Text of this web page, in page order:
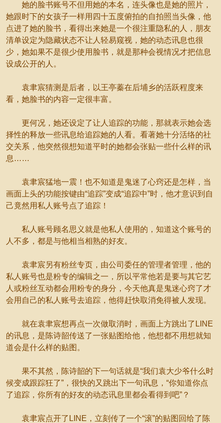
她的脸书账号不但用她的本名，连头像也是她的照片，
她跟时下的女孩子一样用四十五度俯拍的自拍照当头像，他
点进了她的脸书，看得出来她是一个很注重隐私的人，朋友
清单设定为隐藏状态不让人轻易窥视，她的动态讯息也很
少，她如果不是很少使用脸书，就是那种会视情况才把信息
设成公开的人。
袁聿宸猜测是后者，以王亭蓁在后埔乡的活跃程度来
看，她脸书的内容一定很丰富。
更何况，她还设定了让人追踪的功能，那就表示她会选
择性的释放一些讯息给追踪她的人看。看著她十分活络的社
交关系，他突然很想知道平时的她都会张贴一些什么样的讯
息……
袁聿宸猛地一震！也不知道是鬼迷了心窍还是怎样，当
画面上头的功能按键由“追踪”变成“追踪中”时，他才意识到自
己竟然用私人账号点了追踪！
私人账号顾名思义就是他私人使用的，知道这个账号的
人不多，都是与他相当相熟的好友。
袁聿宸另有粉丝专页，由公司委任的管理者管理，他的
私人账号也是粉专的编辑之一，所以平常他若是要与其它艺
人或粉丝互动都会用粉专的身分，今天他真是鬼迷心窍了才
会用自己的私人账号去追踪，他得赶快取消免得被人发现。
就在袁聿宸想再点一次做取消时，画面上方跳出了LINE
的讯息，是陈诗韶传送了一张贴图给他，他想都不用想就知
道会是什么样的贴图。
果不其然，陈诗韶的下一句话就是“我们袁大少爷什么时
候变成跟踪狂了”，很快的又跳出下一句讯息，“你知道你点
了追踪，你所有的好友的动态讯息里都会看得到吧”？
袁聿宸点开了LINE，立刻传了一个“滚”的贴图回给了陈